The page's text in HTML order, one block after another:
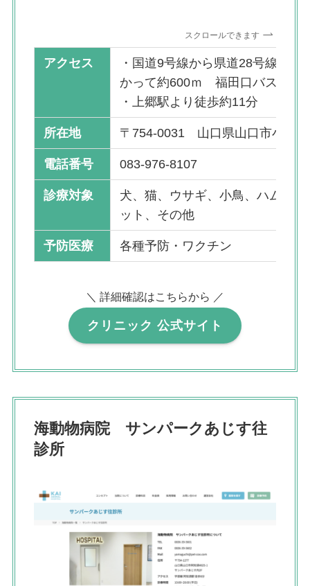
スクロールできます
アクセス
・国道9号線から県道28号線秋吉
かって約600ｍ 福田口バス停目
・上郷駅より徒歩約11分
所在地 〒754-0031 山口県山口市小郡
電話番号 083-976-8107
診療対象
犬、猫、ウサギ、小鳥、ハムス
ット、その他
予防医療 各種予防・ワクチン
＼ 詳細確認はこちらから ／
クリニック 公式サイト
海動物病院 サンパークあじす往
診所